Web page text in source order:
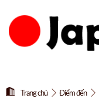
Trang chủ Điểm đến